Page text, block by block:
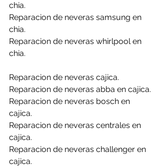
chia.
Reparacion de neveras samsung en
chia.
Reparacion de neveras whirlpool en
chia.
Reparacion de neveras cajica.
Reparacion de neveras abba en cajica.
Reparacion de neveras bosch en
cajica.
Reparacion de neveras centrales en
cajica.
Reparacion de neveras challenger en
cajica.